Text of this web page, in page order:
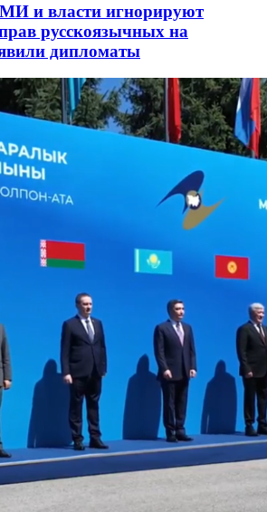
и власти игнорируют
русскоязычных на
дипломаты